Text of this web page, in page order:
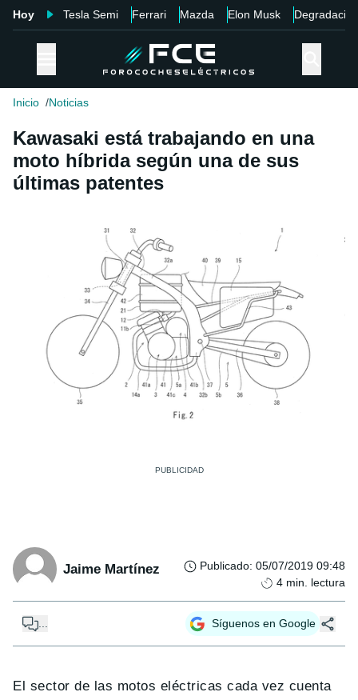
Hoy Tesla Semi Ferrari Mazda Elon Musk Degradación
Inicio Noticias
Kawasaki está trabajando en una
moto híbrida según una de sus
últimas patentes
Jaime Martínez Publicado: 05/07/2019 09:48
4 min. lectura
... Síguenos en Google
El sector de las motos eléctricas cada vez cuenta